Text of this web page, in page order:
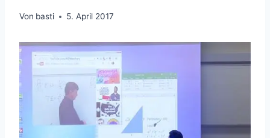
Von basti 5. April 2017